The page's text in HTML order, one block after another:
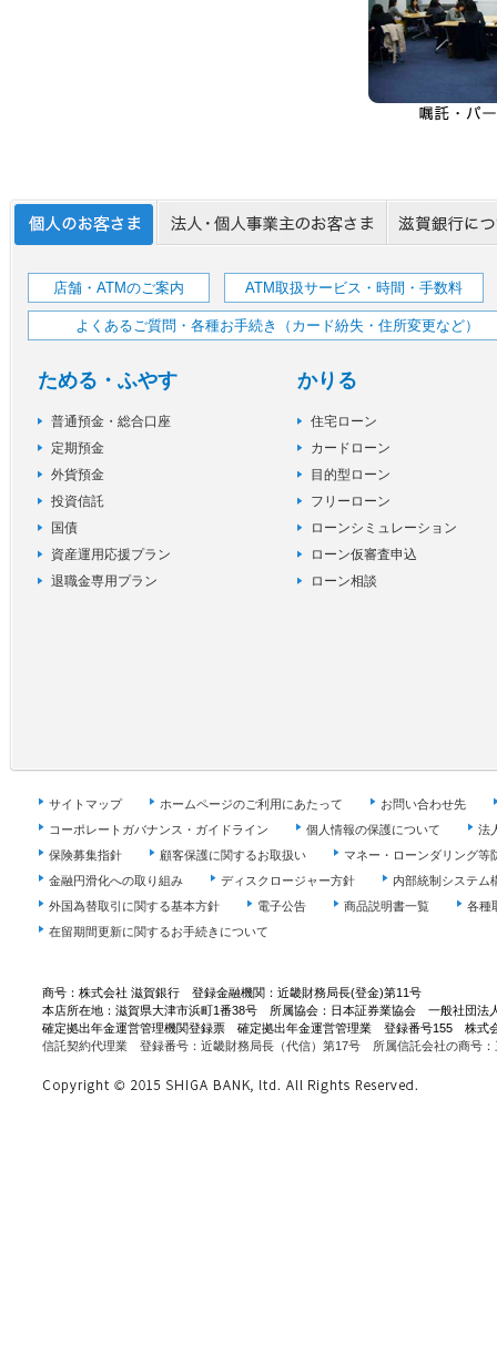
店舗・ATMのご案内 ATM取扱サービス・時間・手数料
よくあるご質問・各種お手続き（カード紛失・住所変更など）
ためる・ふやす
普通預金・総合口座
定期預金
外貨預金
投資信託
国債
資産運用応援プラン
退職金専用プラン
かりる
住宅ローン
カードローン
目的型ローン
フリーローン
ローンシミュレーション
ローン仮審査申込
ローン相談
サイトマップ ホームページのご利用にあたって
お問い合わせ先
コーポレートガバナンス・ガイドライン
個人情報の保護について
法
保険募集指針
顧客保護に関するお取扱い
マネー・ローンダリング等
金融円滑化への取り組み
ディスクロージャー方針
内部統制システム
外国為替取引に関する基本方針
電子公告 商品説明書一覧
各種
在留期間更新に関するお手続きについて
商号：株式会社 滋賀銀行 登録金融機関：近畿財務局長(登金)第11号
本店所在地：滋賀県大津市浜町1番38号 所属協会：日本証券業協会 一般社団法
確定拠出年金運営管理機関登録票 確定拠出年金運営管理業 登録番号155 株式
信託契約代理業 登録番号：近畿財務局長（代信）第17号 所属信託会社の商号